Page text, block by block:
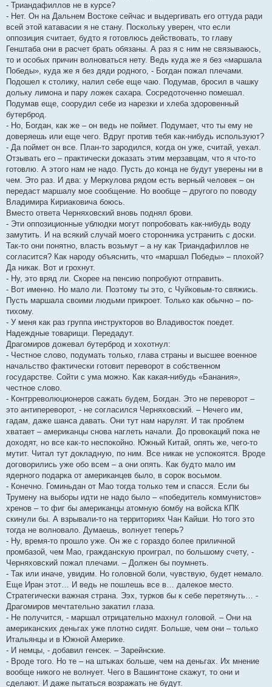
- Триандафиллов не в курсе?
- Нет. Он на Дальнем Востоке сейчас и выдергивать его оттуда ради
всей этой катавасии я не стану. Поскольку уверен, что если
оппозиция считает, будто я готовлюсь действовать, то главу
Генштаба они в расчет брать обязаны. А раз я с ним не связываюсь,
то и особых причин волноваться нету. Ведь куда же я без «маршала
Победы», куда же я без дяди родного, - Богдан пожал плечами.
Подошел к столику, налил себе еще чаю. Подумав, бросил в чашку
дольку лимона и пару ложек сахара. Сосредоточенно помешал.
Подумав еще, соорудил себе из нарезки и хлеба здоровенный
бутерброд.
- Но, Богдан, как же – он ведь не поймет. Подумает, что ты ему не
доверяешь или еще чего. Вдруг против тебя как-нибудь используют?
- Да поймет он все. План-то зародился, когда он уже, считай, уехал.
Отзывать его – практически доказать этим мерзавцам, что я что-то
готовлю. А этого нам не надо. Пусть до конца не будут уверены ни в
чем. Это раз. И два: у Меркулова рядом есть верный человек – он
передаст маршалу мое сообщение. Но вообще – другого по поводу
Владимира Кириаковича боюсь.
Вместо ответа Черняховский вновь поднял брови.
- Эти оппозиционные ублюдки могут попробовать как-нибудь воду
замутить. И на всякий случай моего сторонника устранить с доски.
Так-то они понятно, власть возьмут – а ну как Триандафиллов не
согласится? Как народу объяснить, что «маршал Победы» – плохой?
Да никак. Вот и грохнут.
- Ну, это вряд ли. Скорее на пенсию попробуют отправить.
- Вот именно. Но мало ли. Поэтому ты это, с Чуйковым-то свяжись.
Пусть маршала своими людьми прикроет. Только как обычно – по-
тихому.
- У меня как раз группа инструкторов во Владивосток поедет.
Надеждные товарищи. Передадут.
Драгомиров дожевал бутерброд и хохотнул:
- Честное слово, подумать только, глава страны и высшее военное
начальство фактически готовит переворот в собственном
государстве. Сойти с ума можно. Как какая-нибудь «Банания»,
честное слово.
- Контрреволюционеров сажать будем, Богдан. Это не переворот –
это антипереворот, - не согласился Черняховский. – Нечего им,
гадам, даже шанса давать. Они тут нам нарулят. И так проблем
хватает – американцы снова наглеть начали. До провокаций пока не
доходят, но все как-то неспокойно. Южный Китай, опять же, чего-то
мутит. Читал тут докладную, по ним. Все никак не успокоятся. Вроде
договорились уже обо всем – а они опять. Как будто мало им
ядерного подарка от американцев было, в сорок восьмом.
- Конечно. Гоминьдан от Мао тогда только тем и спасся. Если бы
Трумену на выборы идти не надо было – «победитель коммунистов»
хренов – то фиг бы американцы атомную бомбу на войска КПК
скинули бы. А взрывали-то на территориях Чан Кайши. Но того это
тогда не волновало. Думаешь, волнует теперь?
- Ну, время-то прошло уже. Он же с гораздо более приличной
промбазой, чем Мао, гражданскую проиграл, по большому счету, -
Черняховский пожал плечами. – Должен бы поумнеть.
- Так или иначе, увидим. Но головной боли, чувствую, будет немало.
Еще Иран этот… И ведь не пошлешь все в… далекое место.
Стратегически важная страна. Ээх, турков бы к себе перетянуть… -
Драгомиров мечтательно закатил глаза.
- Не получится, - маршал отрицательно махнул головой. – Они на
американских деньгах уже плотно сидят. Больше, чем они – только
Итальянцы и в Южной Америке.
- И немцы, - добавил генсек. – Зарейнские.
- Вроде того. Но те – на штыках больше, чем на деньгах. Их мнение
вообще никого не волнует. Чего в Вашингтоне скажут, то они и
сделают. И даже пытаться возражать не будут.